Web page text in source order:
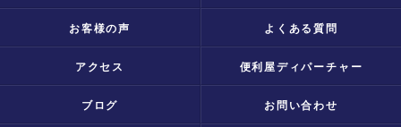
お客様の声 よくある質問
アクセス 便利屋ディパーチャー
ブログ お問い合わせ